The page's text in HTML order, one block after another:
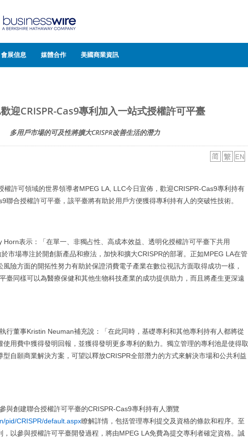
會展信息 媒體合作 美國商業資訊
迎CRISPR-Cas9專利加入一站式授權許可平臺
多用戶市場的可及性將擴大CRISPR改善生活的潛力
權許可領域的世界領導者MPEG LA, LLC今日宣佈，歡迎CRISPR-Cas9專利持有
聯合授權許可平臺，該平臺將有助於用戶方便獲得專利持有人的突破性技術。
Horn表示：「在單一、非獨占性、高成本效益、透明化授權許可平臺下共用
市場專注於開創新產品和療法，加快和擴大CRISPR的部署。正如MPEG LA在管
險方面的開拓性努力有助於保證消費電子產業在數位視訊方面取得成功一樣，
臺同樣可以為醫療保健和其他生物科技產業的成功提供助力，而且將產生更深遠
行董事Kristin Neuman補充說：「在此同時，基礎專利和其他專利持有人都將從
用費中獲得發明回報，並獲得發明更多專利的動力。獨立管理的專利池是使得取
型自願商業解決方案，可望以釋放CRISPR全部潛力的方式來解決市場和公共利益
與創建聯合授權許可平臺的CRISPR-Cas9專利持有人瀏覽
pid/CRISPR/default.aspx瞭解詳情，包括管理專利提交及資格的條款和程序。至
，以參與授權許可平臺開發過程，將由MPEG LA免費為提交專利者確定資格。誠